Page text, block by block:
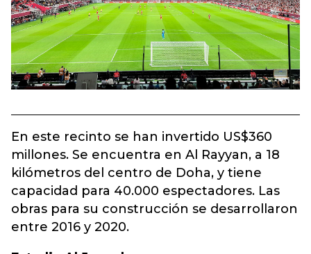
En este recinto se han invertido US$360
millones. Se encuentra en Al Rayyan, a 18
kilómetros del centro de Doha, y tiene
capacidad para 40.000 espectadores. Las
obras para su construcción se desarrollaron
entre 2016 y 2020.